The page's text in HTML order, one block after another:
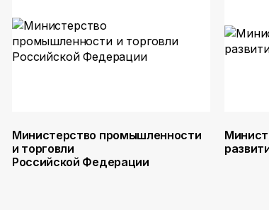
Министерство промышленности
и торговли
Российской Федерации